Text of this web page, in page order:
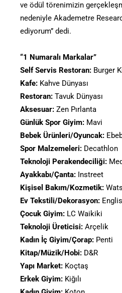
ve ödül törenimizin
nedeniyle Akademetre
ediyorum” dedi.
“1 Numaralı Markalar”
Self Servis Restoran: Burger
Kafe: Kahve Dünyası
Restoran: Tavuk Dünyası
Aksesuar: Zen Pırlanta
Günlük Spor Giyim: Mavi
Bebek Ürünleri/Oyuncak:
Spor Malzemeleri: Decathlon
Teknoloji Perakendeciliği:
Ayakkabı/Çanta: Instreet
Kişisel Bakım/Kozmetik:
Ev Tekstili/Dekorasyon:
Çocuk Giyim: LC Waikiki
Teknoloji Üreticisi: Arçelik
Kadın İç Giyim/Çorap: Penti
Kitap/Müzik/Hobi: D&R
Yapı Market: Koçtaş
Erkek Giyim: Kiğılı